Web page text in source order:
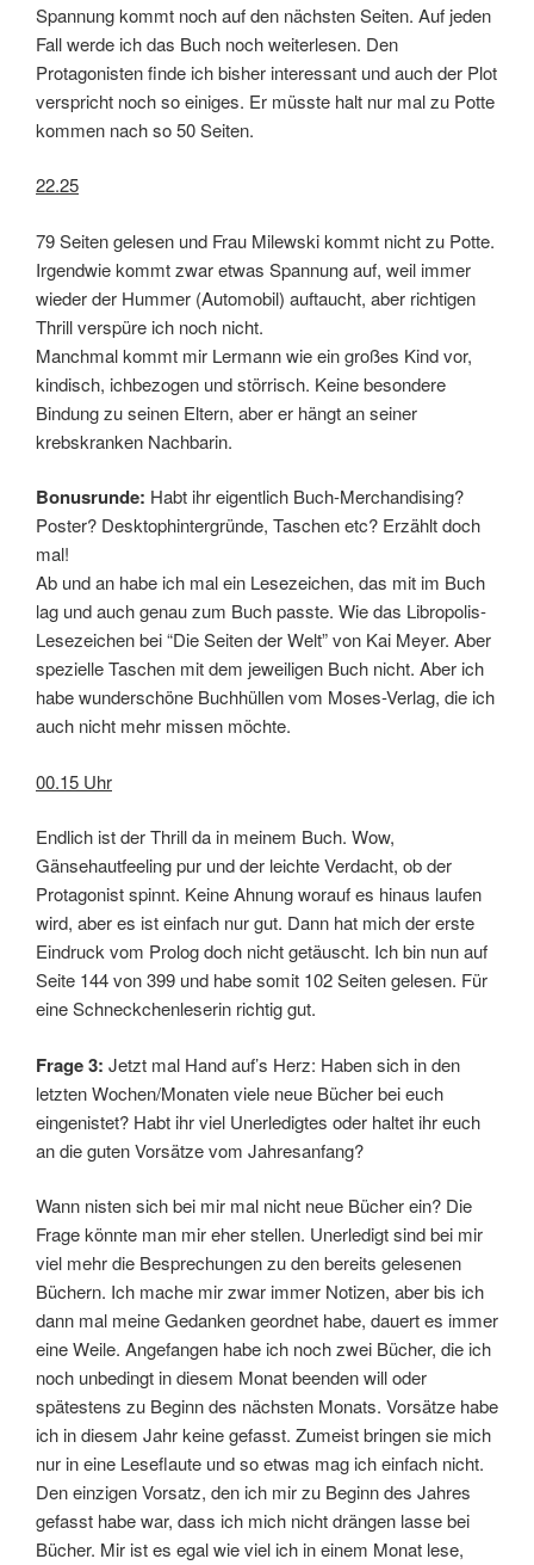
Spannung kommt noch auf den nächsten Seiten. Auf jeden
Fall werde ich das Buch noch weiterlesen. Den
Protagonisten finde ich bisher interessant und auch der Plot
verspricht noch so einiges. Er müsste halt nur mal zu Potte
kommen nach so 50 Seiten.
22.25
79 Seiten gelesen und Frau Milewski kommt nicht zu Potte.
Irgendwie kommt zwar etwas Spannung auf, weil immer
wieder der Hummer (Automobil) auftaucht, aber richtigen
Thrill verspüre ich noch nicht.
Manchmal kommt mir Lermann wie ein großes Kind vor,
kindisch, ichbezogen und störrisch. Keine besondere
Bindung zu seinen Eltern, aber er hängt an seiner
krebskranken Nachbarin.
Bonusrunde: Habt ihr eigentlich Buch-Merchandising?
Poster? Desktophintergründe, Taschen etc? Erzählt doch
mal!
Ab und an habe ich mal ein Lesezeichen, das mit im Buch
lag und auch genau zum Buch passte. Wie das Libropolis-
Lesezeichen bei “Die Seiten der Welt” von Kai Meyer. Aber
spezielle Taschen mit dem jeweiligen Buch nicht. Aber ich
habe wunderschöne Buchhüllen vom Moses-Verlag, die ich
auch nicht mehr missen möchte.
00.15 Uhr
Endlich ist der Thrill da in meinem Buch. Wow,
Gänsehautfeeling pur und der leichte Verdacht, ob der
Protagonist spinnt. Keine Ahnung worauf es hinaus laufen
wird, aber es ist einfach nur gut. Dann hat mich der erste
Eindruck vom Prolog doch nicht getäuscht. Ich bin nun auf
Seite 144 von 399 und habe somit 102 Seiten gelesen. Für
eine Schneckchenleserin richtig gut.
Frage 3: Jetzt mal Hand auf’s Herz: Haben sich in den
letzten Wochen/Monaten viele neue Bücher bei euch
eingenistet? Habt ihr viel Unerledigtes oder haltet ihr euch
an die guten Vorsätze vom Jahresanfang?
Wann nisten sich bei mir mal nicht neue Bücher ein? Die
Frage könnte man mir eher stellen. Unerledigt sind bei mir
viel mehr die Besprechungen zu den bereits gelesenen
Büchern. Ich mache mir zwar immer Notizen, aber bis ich
dann mal meine Gedanken geordnet habe, dauert es immer
eine Weile. Angefangen habe ich noch zwei Bücher, die ich
noch unbedingt in diesem Monat beenden will oder
spätestens zu Beginn des nächsten Monats. Vorsätze habe
ich in diesem Jahr keine gefasst. Zumeist bringen sie mich
nur in eine Leseflaute und so etwas mag ich einfach nicht.
Den einzigen Vorsatz, den ich mir zu Beginn des Jahres
gefasst habe war, dass ich mich nicht drängen lasse bei
Bücher. Mir ist es egal wie viel ich in einem Monat lese,